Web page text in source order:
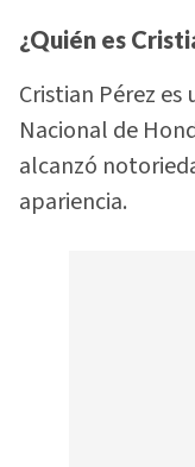
¿Quién es
Cristian Pérez
Nacional de
alcanzó
apariencia.